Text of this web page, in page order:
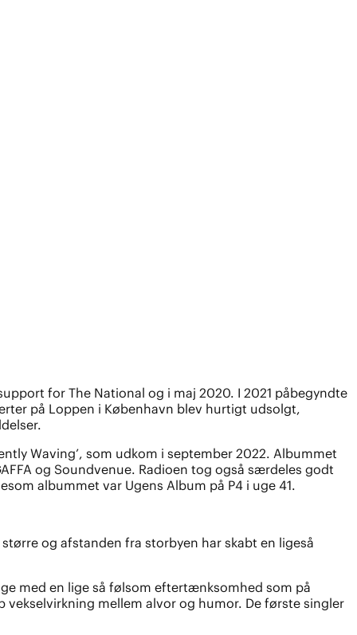
for The National og i maj 2020. I 2021 påbegyndte
på Loppen i København blev hurtigt udsolgt,
Waving’, som udkom i september 2022. Albummet
og Soundvenue. Radioen tog også særdeles godt
albummet var Ugens Album på P4 i uge 41.
og afstanden fra storbyen har skabt en ligeså
med en lige så følsom eftertænksomhed som på
mellem alvor og humor. De første singler